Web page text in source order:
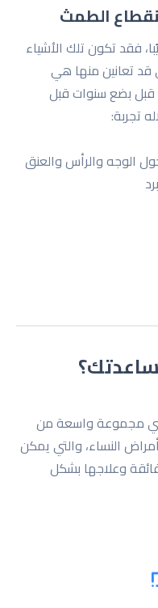
الطمث
45 عاًما تقریًبا، فقد تكون تلك الأشیاء
قد تعانین منها هي
قبل بضع سنوات قبل
تجربة:
حول الوجه والرأس والعنق
مجموعة واسعة من
النساء، والتي یمكن
وعلاجها بشكل